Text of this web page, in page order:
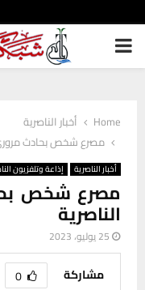
PRIMARY
Home
أخبار الناصرية
مصرع شخص بحادث
أخبار الناصرية إذاعة وتلفزيون
مصرع شخص
الناصرية
25 يوليو، 2023
مشاركة 0